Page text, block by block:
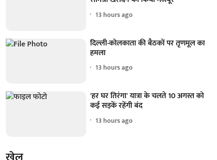
13 hours ago
दिल्ली-कोलकाता की बैठकों पर तृणमूल का
हमला
13 hours ago
'हर घर तिरंगा' यात्रा के चलते 10 अगस्त को
कई सड़कें रहेंगी बंद
13 hours ago